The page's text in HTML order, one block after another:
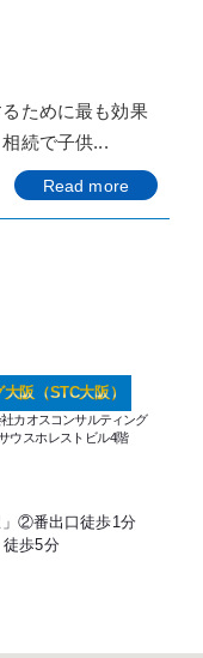
ために最も効果
続で子供...
Read more
阪（STC大阪）
カオスコンサルティング
ウスホレストビル4階
②番出口徒歩1分
歩5分